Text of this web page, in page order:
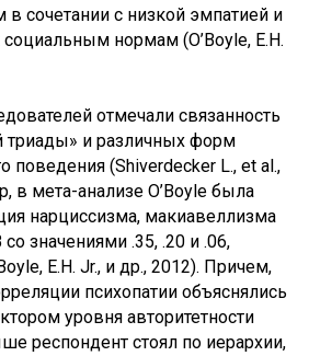
сочетании с низкой эмпатией и
нормам (O’Boyle, E.H.
отмечали связанность
триады» и различных форм
поведения (Shiverdecker L., et al.,
в мета-анализе O’Boyle была
нарциссизма, макиавеллизма
со значениями .35, .20 и .06,
E.H. Jr., и др., 2012). Причем,
психопатии объяснялись
уровня авторитетности
респондент стоял по иерархии,